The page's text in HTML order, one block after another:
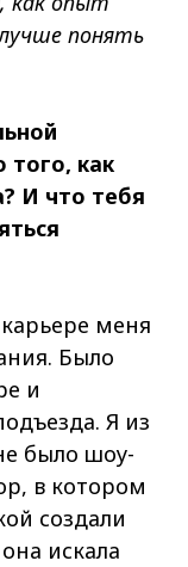
понять
того, как
И что тебя
меня
Было
и
Я из
было шоу-
в котором
создали
искала